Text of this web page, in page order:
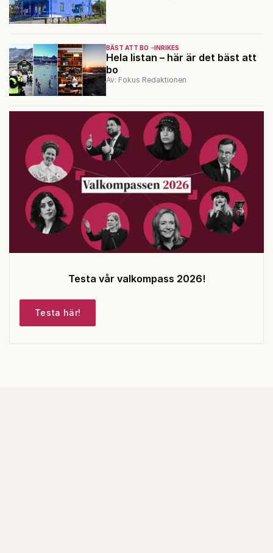
BÄST ATT BO INRIKES
Hela listan – här är det bäst att
bo
Av: Fokus Redaktionen
Testa vår valkompass 2026!
Testa här!